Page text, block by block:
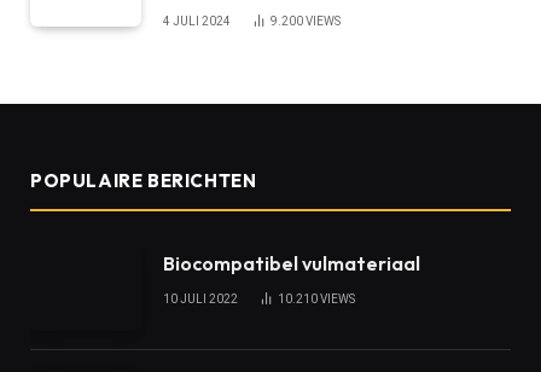
4 JULI 2024 9.200VIEWS
POPULAIRE BERICHTEN
Biocompatibel vulmateriaal
10 JULI 2022 10.210VIEWS